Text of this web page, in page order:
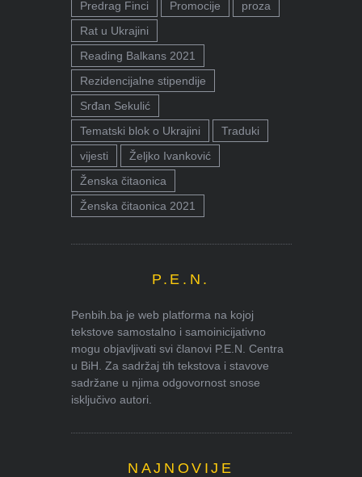
Predrag Finci
Promocije
proza
Rat u Ukrajini
Reading Balkans 2021
Rezidencijalne stipendije
Srđan Sekulić
Tematski blok o Ukrajini
Traduki
vijesti
Željko Ivanković
Ženska čitaonica
Ženska čitaonica 2021
P.E.N.
Penbih.ba je web platforma na kojoj
tekstove samostalno i samoinicijativno
mogu objavljivati svi članovi P.E.N. Centra
u BiH. Za sadržaj tih tekstova i stavove
sadržane u njima odgovornost snose
isključivo autori.
NAJNOVIJE